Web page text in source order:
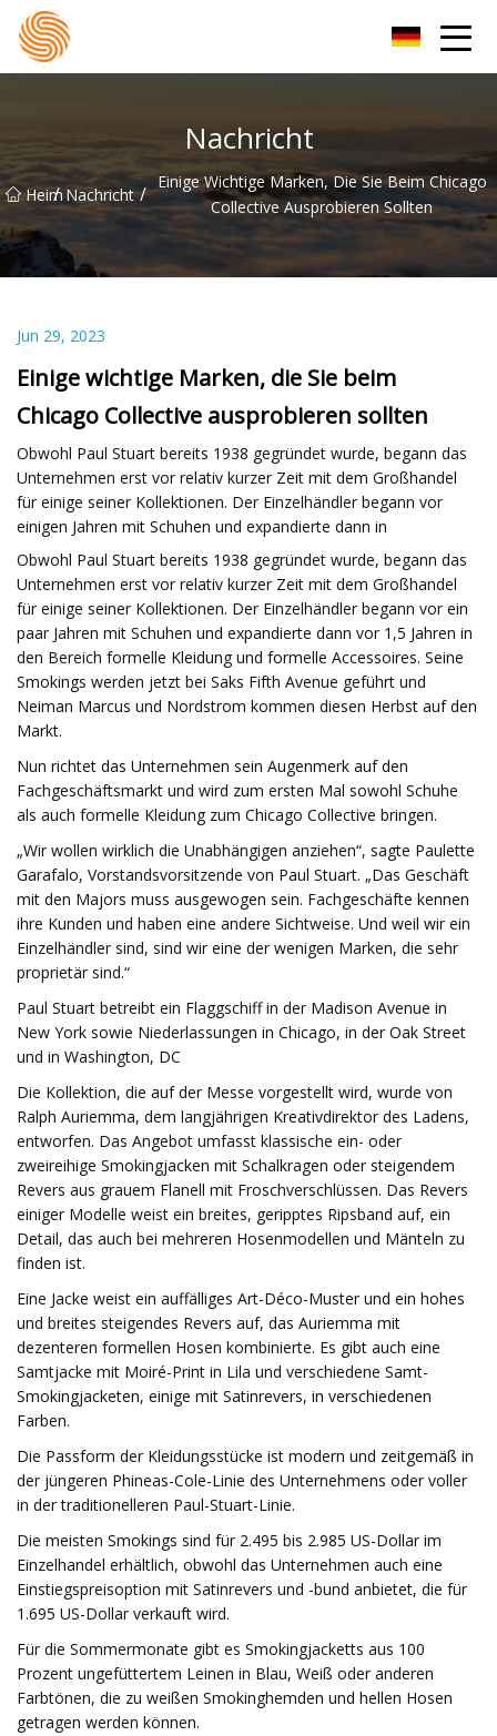
Nachricht
Heim
/ Nachricht / Einige Wichtige Marken, Die Sie Beim Chicago
Collective Ausprobieren Sollten
Jun 29, 2023
Einige wichtige Marken, die Sie beim
Chicago Collective ausprobieren sollten
Obwohl Paul Stuart bereits 1938 gegründet wurde, begann das
Unternehmen erst vor relativ kurzer Zeit mit dem Großhandel
für einige seiner Kollektionen. Der Einzelhändler begann vor
einigen Jahren mit Schuhen und expandierte dann in
Obwohl Paul Stuart bereits 1938 gegründet wurde, begann das
Unternehmen erst vor relativ kurzer Zeit mit dem Großhandel
für einige seiner Kollektionen. Der Einzelhändler begann vor ein
paar Jahren mit Schuhen und expandierte dann vor 1,5 Jahren in
den Bereich formelle Kleidung und formelle Accessoires. Seine
Smokings werden jetzt bei Saks Fifth Avenue geführt und
Neiman Marcus und Nordstrom kommen diesen Herbst auf den
Markt.
Nun richtet das Unternehmen sein Augenmerk auf den
Fachgeschäftsmarkt und wird zum ersten Mal sowohl Schuhe
als auch formelle Kleidung zum Chicago Collective bringen.
„Wir wollen wirklich die Unabhängigen anziehen“, sagte Paulette
Garafalo, Vorstandsvorsitzende von Paul Stuart. „Das Geschäft
mit den Majors muss ausgewogen sein. Fachgeschäfte kennen
ihre Kunden und haben eine andere Sichtweise. Und weil wir ein
Einzelhändler sind, sind wir eine der wenigen Marken, die sehr
proprietär sind.“
Paul Stuart betreibt ein Flaggschiff in der Madison Avenue in
New York sowie Niederlassungen in Chicago, in der Oak Street
und in Washington, DC
Die Kollektion, die auf der Messe vorgestellt wird, wurde von
Ralph Auriemma, dem langjährigen Kreativdirektor des Ladens,
entworfen. Das Angebot umfasst klassische ein- oder
zweireihige Smokingjacken mit Schalkragen oder steigendem
Revers aus grauem Flanell mit Froschverschlüssen. Das Revers
einiger Modelle weist ein breites, geripptes Ripsband auf, ein
Detail, das auch bei mehreren Hosenmodellen und Mänteln zu
finden ist.
Eine Jacke weist ein auffälliges Art-Déco-Muster und ein hohes
und breites steigendes Revers auf, das Auriemma mit
dezenteren formellen Hosen kombinierte. Es gibt auch eine
Samtjacke mit Moiré-Print in Lila und verschiedene Samt-
Smokingjacketen, einige mit Satinrevers, in verschiedenen
Farben.
Die Passform der Kleidungsstücke ist modern und zeitgemäß in
der jüngeren Phineas-Cole-Linie des Unternehmens oder voller
in der traditionelleren Paul-Stuart-Linie.
Die meisten Smokings sind für 2.495 bis 2.985 US-Dollar im
Einzelhandel erhältlich, obwohl das Unternehmen auch eine
Einstiegspreisoption mit Satinrevers und -bund anbietet, die für
1.695 US-Dollar verkauft wird.
Für die Sommermonate gibt es Smokingjacketts aus 100
Prozent ungefüttertem Leinen in Blau, Weiß oder anderen
Farbtönen, die zu weißen Smokinghemden und hellen Hosen
getragen werden können.